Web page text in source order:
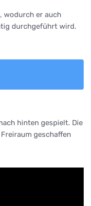
wodurch er auch
durchgeführt wird.
hinten gespielt. Die
geschaffen